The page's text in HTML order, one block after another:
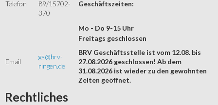
Telefon
89/15702-
370
Geschäftszeiten:
Mo - Do 9-15 Uhr
Email
gs@brv-
ringen.de
Freitags geschlossen
BRV Geschäftsstelle ist vom 12.08. bis
27.08.2026 geschlossen! Ab dem
31.08.2026 ist wieder zu den gewohnten
Zeiten geöffnet.
Rechtliches